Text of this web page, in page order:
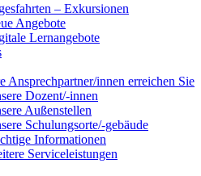
– Exkursionen
Angebote
Lernangebote
Ansprechpartner/innen erreichen Sie
Dozent/-innen
Außenstellen
Schulungsorte/-gebäude
Informationen
Serviceleistungen